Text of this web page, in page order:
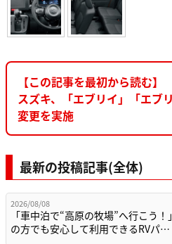
【この記事を最初から読む】
スズキ、「エブリイ」「エブ
変更を実施
最新の投稿記事(全体)
2026/08/08
「車中泊で“高原の牧場”へ行こう
の方でも安心して利用できるRVパ…